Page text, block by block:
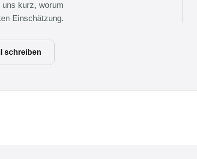
kurz, worum
Einschätzung.
schreiben